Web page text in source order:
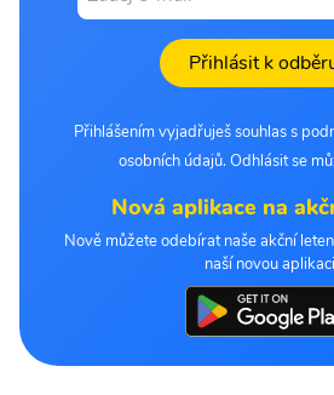
Přihlásit k
Přihlášením vyjadřuješ souhlas s
osobních údajů. Odhlásit se
Nová aplikace na
Nově můžete odebírat naše akční
naší novou